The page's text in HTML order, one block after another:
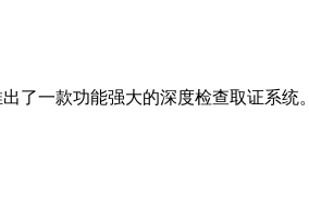
一款功能强大的深度检查取证系统。